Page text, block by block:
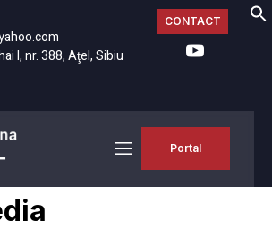
I, nr. 388, Aţel, Sibiu
CONTACT
Portal